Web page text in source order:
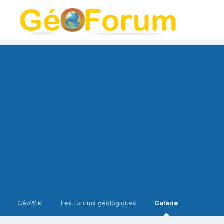
GéoWiki Les forums géologiques Galerie